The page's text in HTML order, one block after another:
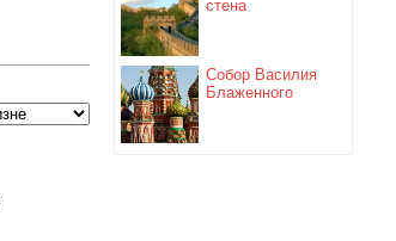
стена
Собор Василия
Блаженного